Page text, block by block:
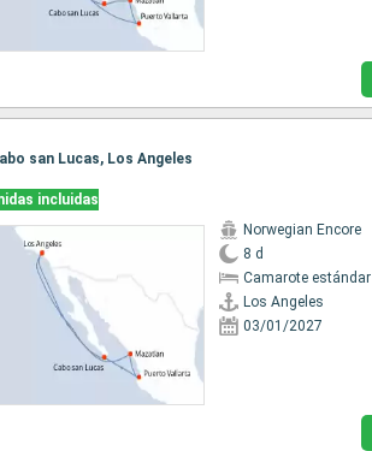
san Lucas, Los Angeles
incluidas
Norwegian Encore
8 d
Camarote estándar
Los Angeles
03/01/2027